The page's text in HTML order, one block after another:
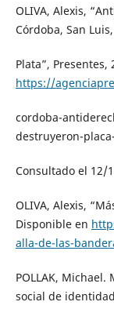
OLIVA, Alexis,
Córdoba, San
Plata”,
https://
cordoba-
destruyeron-
Consultado el 12/
OLIVA, Alexis,
Disponible en
alla-de-las-
POLLAK,
social de